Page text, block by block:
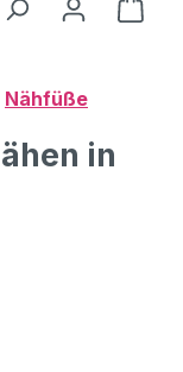
Nähfüße
in